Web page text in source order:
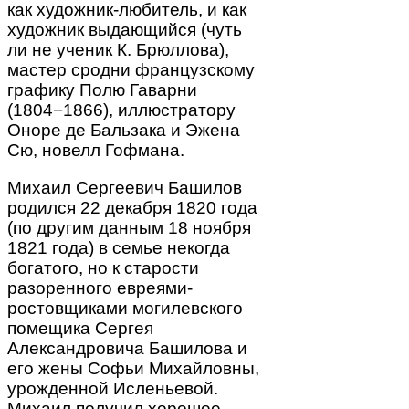
как художник-любитель, и как
художник выдающийся (чуть
ли не ученик К. Брюллова),
мастер сродни французскому
графику Полю Гаварни
(1804−1866), иллюстратору
Оноре де Бальзака и Эжена
Сю, новелл Гофмана.
Михаил Сергеевич Башилов
родился 22 декабря 1820 года
(по другим данным 18 ноября
1821 года) в семье некогда
богатого, но к старости
разоренного евреями-
ростовщиками могилевского
помещика Сергея
Александровича Башилова и
его жены Софьи Михайловны,
урожденной Исленьевой.